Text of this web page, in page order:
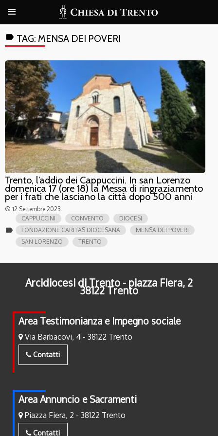
label TAG: MENSA DEI POVERI
Trento, l’addio dei Cappuccini. In san Lorenzo
domenica 17 (ore 18) la Messa di ringraziamento
per i frati che lasciano la città dopo 500 anni
access_time 12 Settembre 2023
label
CAPPUCCINI CONVENTO
DIOCESI
FONDAZIONE CARITAS DIOCESANA
MENSA DEI POVERI
SAN LORENZO
TRENTO
Arcidiocesi di Trento - piazza Fiera, 2
38122 Trento
Area Testimonianza e Impegno sociale
Via Barbacovi, 4 - 38122 Trento
Contatti
Area Annuncio e Sacramenti
Piazza Fiera, 2 - 38122 Trento
Contatti